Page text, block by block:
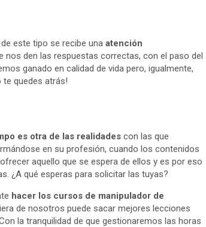
este tipo se recibe una atención
nos den las respuestas correctas, con el paso del
ganado en calidad de vida pero, igualmente,
te quedes atrás!
es otra de las realidades con las que
en su profesión, cuando los contenidos
aquello que se espera de ellos y es por eso
¿A qué esperas para solicitar las tuyas?
hacer los cursos de manipulador de
de nosotros puede sacar mejores lecciones
la tranquilidad de que gestionaremos las horas